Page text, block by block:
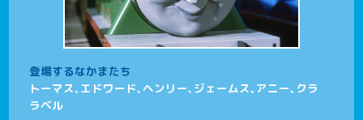
登場するなかまたち
トーマス、エドワード、ヘンリー、ジェームス、アニー、クラ
ラベル